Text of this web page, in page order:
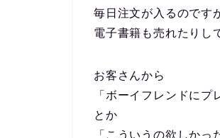
毎日注文が入るのです
電子書籍も売れたりし
お客さんから
「ボーイフレンドにプ
とか
「こういうの欲しかっ